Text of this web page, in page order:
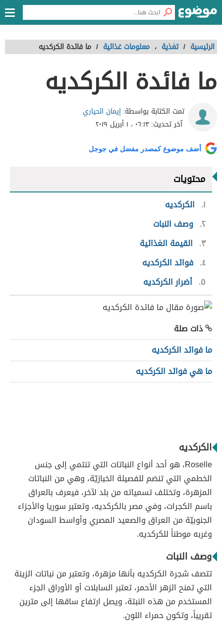
الرئيسية / تغذية ، معلومات غذائية / ما فائدة الكركديه
ما فائدة الكركديه
تمت الكتابة بواسطة:إيمان الحياري
آخر تحديث:٠٦:١٣ ، ١ أبريل ٢٠١٩
أضف موضوع كمصدر مفضل في جوجل
محتويات
١
الكركديه
٢ وصف النبات
٣
القيمة الغذائية
٤ فوائد الكركديه
٥ أضرار الكركديه
ذات صلة
ما فوائد الكركديه
ما هي فوائد الكركديه
الكركديه
Roselle، هو أحد أنواع النباتات التي تنتمي إلى جنس
الخطمي التي تنضم للفصيلة الخبازيّة، وهي من النباتات
المزهرة، وتختلف تسمياته من بلد لآخر، فيعرف بالعراق
باسم الكجرات، وفي مصر بالكركديه، وتعتبر سوريا والأجزاء
الجنوبيّة من العراق والصعيد المصري وأواسط السودان
وغربه موطناً للكركديه.
وصف النبات
تتصف شجرة الكركديه بأنها مزهرة، وتعتبر من نباتات الزينة
التي تمنح الزهر الأحمر، تعتبر السابلات أو الأوراق الجزء
المستخدم من هذه النبتة، ويصل ارتفاع ساقها إلى مترين
تقريباً، وتكون حمراء اللون.